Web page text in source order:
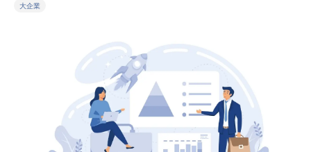
大企業